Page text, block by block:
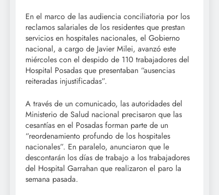
En el marco de las audiencia conciliatoria por los
reclamos salariales de los residentes que prestan
servicios en hospitales nacionales, el Gobierno
nacional, a cargo de Javier Milei, avanzó este
miércoles con el despido de 110 trabajadores del
Hospital Posadas que presentaban “ausencias
reiteradas injustificadas”.
A través de un comunicado, las autoridades del
Ministerio de Salud nacional precisaron que las
cesantías en el Posadas forman parte de un
“reordenamiento profundo de los hospitales
nacionales”. En paralelo, anunciaron que le
descontarán los días de trabajo a los trabajadores
del Hospital Garrahan que realizaron el paro la
semana pasada.